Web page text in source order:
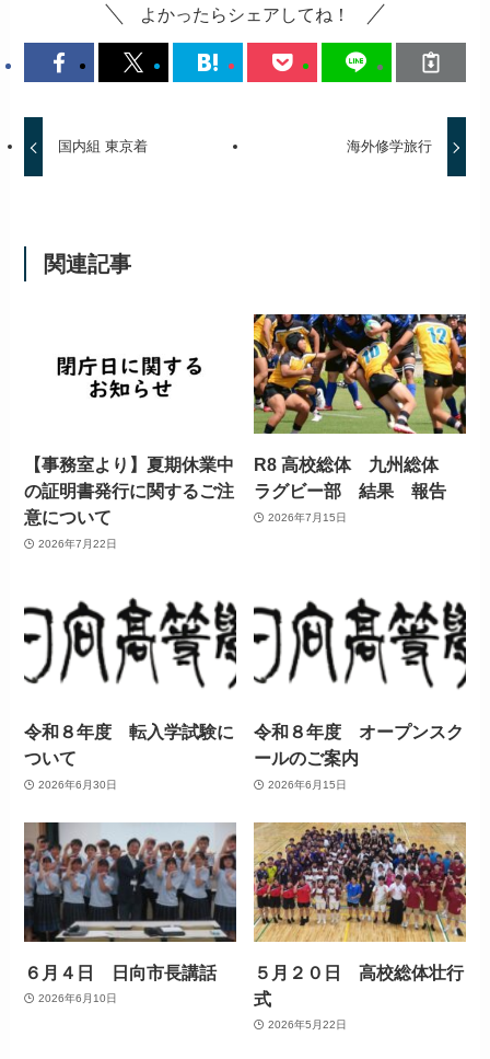
よかったらシェアしてね！
国内組 東京着 海外修学旅行
関連記事
【事務室より】夏期休業中
の証明書発行に関するご注
意について
2026年7月22日
R8 高校総体 九州総体
ラグビー部 結果 報告
2026年7月15日
令和８年度 転入学試験に
ついて
2026年6月30日
令和８年度 オープンスク
ールのご案内
2026年6月15日
６月４日 日向市長講話
2026年6月10日
５月２０日 高校総体壮行
式
2026年5月22日